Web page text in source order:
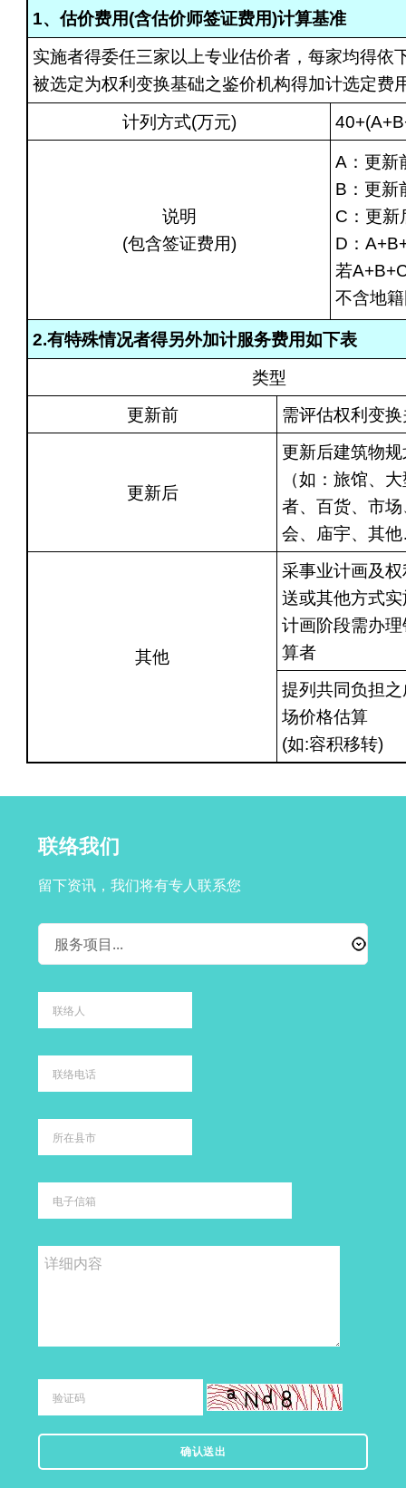
1、估价费用(含估价师签证费用)计算基准
实施者得委任三家以上专业估价者，每家均得依
被选定为权利变换基础之鉴价机构得加计选定
计列方式(万元)
说明
(包含签证费用)
A：更新
B：更新
C：更新
D：
若
不含地
2.有特殊情况者得另外加计服务费用如下表
类型
更新前
需评估权利变
更新后
更新后建筑物
（如：旅馆、
者、百货、市
会、庙宇、其
其他
采事业计画及
送或其他方式
计画阶段需办
算者
提列共同负担
场价格估算
(如:容积移转)
联络我们
留下资讯，我们将有专人联系您